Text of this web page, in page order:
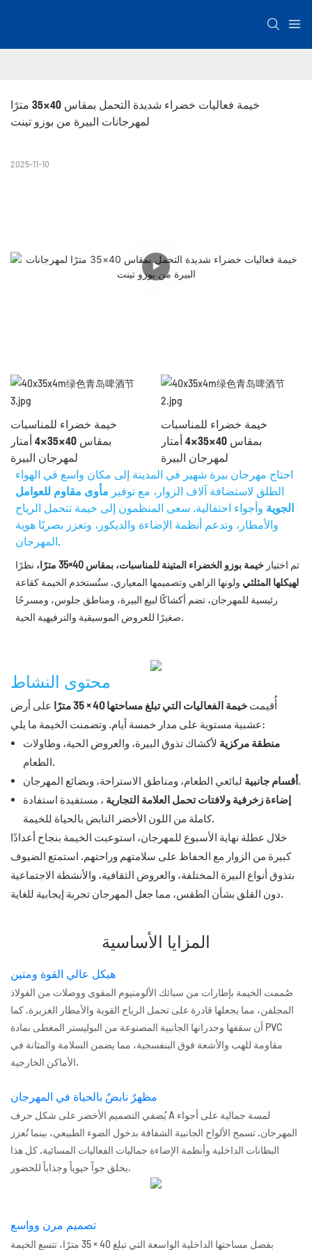
خيمة فعاليات خضراء شديدة التحمل بمقاس 40×35 مترًا
لمهرجانات البيرة من بوزو تينت
2025-11-10
خيمة خضراء للمناسبات
بمقاس 40×35×4 أمتار
لمهرجان البيرة
خيمة خضراء للمناسبات
بمقاس 40×35×4 أمتار
لمهرجان البيرة
احتاج مهرجان بيرة شهير في المدينة إلى مكان واسع في الهواء
الطلق لاستضافة آلاف الزوار، مع توفير مأوى مقاوم للعوامل
الجوية وأجواء احتفالية. سعى المنظمون إلى خيمة تتحمل الرياح
والأمطار، وتدعم أنظمة الإضاءة والديكور، وتعزز بصريًا هوية
المهرجان.
تم اختيارخيمة بوزو الخضراء المتينة للمناسبات، بمقاس 40×35 مترًا،
نظرًا
لهيكلها المثلثي ولونها الزاهي وتصميمها المعياري. ستُستخدم الخيمة كقاعة
رئيسية للمهرجان، تضم أكشاكًا لبيع البيرة، ومناطق جلوس، ومسرحًا
صغيرًا للعروض الموسيقية والترفيهية الحية.
محتوى النشاط
أُقيمت خيمة الفعاليات التي تبلغ مساحتها 40 × 35 مترًا
على أرض
عشبية مستوية على مدار خمسة أيام. وتضمنت الخيمة ما يلي:
منطقة مركزية لأكشاك تذوق البيرة، والعروض الحية، وطاولات
الطعام.
أقسام جانبيةلبائعي الطعام، ومناطق الاستراحة، وبضائع المهرجان.
إضاءة زخرفية ولافتات تحمل العلامة التجارية ، مستفيدة استفادة
كاملة من اللون الأخضر النابض بالحياة للخيمة.
خلال عطلة نهاية الأسبوع للمهرجان، استوعبت الخيمة بنجاح أعدادًا
كبيرة من الزوار مع الحفاظ على سلامتهم وراحتهم. استمتع الضيوف
بتذوق أنواع البيرة المختلفة، والعروض الثقافية، والأنشطة الاجتماعية
دون القلق بشأن الطقس، مما جعل المهرجان تجربة إيجابية للغاية.
المزايا الأساسية
هيكل عالي القوة ومتين
صُممت الخيمة بإطارات من سبائك الألومنيوم المقوى ووصلات من الفولاذ
المجلفن، مما يجعلها قادرة على تحمل الرياح القوية والأمطار الغزيرة. كما
أن سقفها وجدرانها الجانبية المصنوعة من البوليستر المغطى بمادة PVC
مقاومة للهب والأشعة فوق البنفسجية، مما يضمن السلامة والمتانة في
الأماكن الخارجية.
مظهرٌ نابضٌ بالحياة في المهرجان
يُضفي التصميم الأخضر على شكل حرف A لمسة جمالية على أجواء
المهرجان. تسمح الألواح الجانبية الشفافة بدخول الضوء الطبيعي، بينما تُعزز
البطانات الداخلية وأنظمة الإضاءة جماليات الفعاليات المسائية. كل هذا
يخلق جواً حيوياً وجذاباً للحضور.
تصميم مرن وواسع
بفضل مساحتها الداخلية الواسعة التي تبلغ 40 × 35 مترًا، تتسع الخيمة